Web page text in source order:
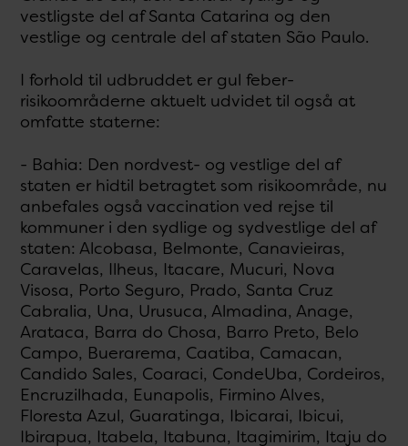
vestligste del af Santa Catarina og den
vestlige og centrale del af staten São Paulo.
I forhold til udbruddet er gul feber-
risikoområderne aktuelt udvidet til også at
omfatte staterne:
- Bahia: Den nordvest- og vestlige del af
staten er hidtil betragtet som risikoområde, nu
anbefales også vaccination ved rejse til
kommuner i den sydlige og sydvestlige del af
staten: Alcobasa, Belmonte, Canavieiras,
Caravelas, Ilheus, Itacare, Mucuri, Nova
Visosa, Porto Seguro, Prado, Santa Cruz
Cabralia, Una, Urusuca, Almadina, Anage,
Arataca, Barra do Chosa, Barro Preto, Belo
Campo, Buerarema, Caatiba, Camacan,
Candido Sales, Coaraci, CondeUba, Cordeiros,
Encruzilhada, Eunapolis, Firmino Alves,
Floresta Azul, Guaratinga, Ibicarai, Ibicui,
Ibirapua, Itabela, Itabuna, Itagimirim, Itaju do